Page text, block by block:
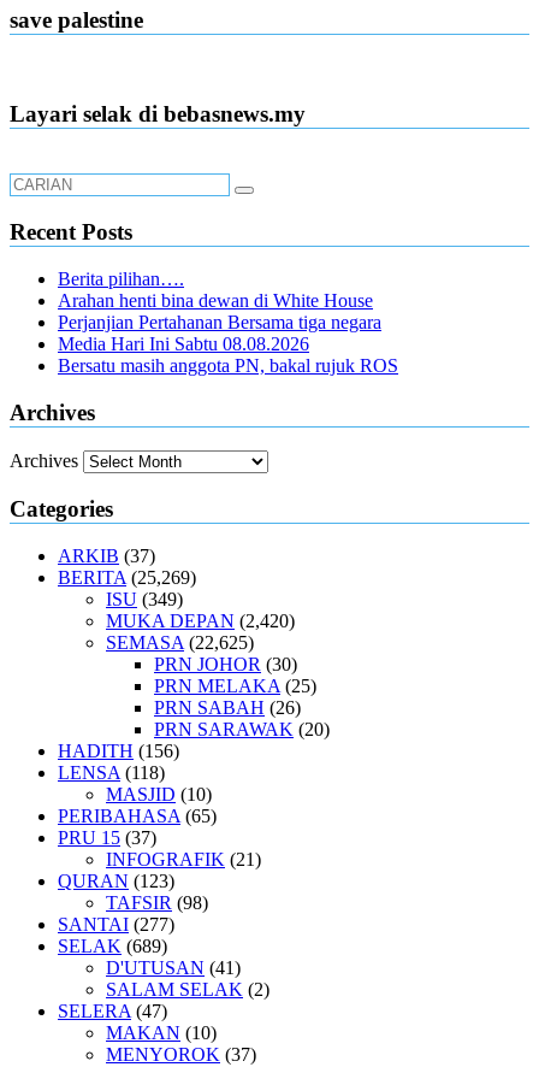
save palestine
Layari selak di bebasnews.my
Recent Posts
Berita pilihan….
Arahan henti bina dewan di White House
Perjanjian Pertahanan Bersama tiga negara
Media Hari Ini Sabtu 08.08.2026
Bersatu masih anggota PN, bakal rujuk ROS
Archives
Archives
Categories
ARKIB (37)
BERITA (25,269)
ISU (349)
MUKA DEPAN (2,420)
SEMASA (22,625)
PRN JOHOR (30)
PRN MELAKA (25)
PRN SABAH (26)
PRN SARAWAK (20)
HADITH (156)
LENSA (118)
MASJID (10)
PERIBAHASA (65)
PRU 15 (37)
INFOGRAFIK (21)
QURAN (123)
TAFSIR (98)
SANTAI (277)
SELAK (689)
D'UTUSAN (41)
SALAM SELAK (2)
SELERA (47)
MAKAN (10)
MENYOROK (37)